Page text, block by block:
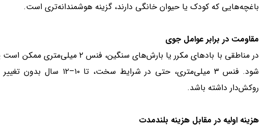
باغچه‌هایی که کودک یا حیوان خانگی دارند، گزینه هوشمندانه‌تری است.
مقاومت در برابر عوامل جوی
روکش‌دار داشته باشد.
هزینه اولیه در مقابل هزینه بلندمدت